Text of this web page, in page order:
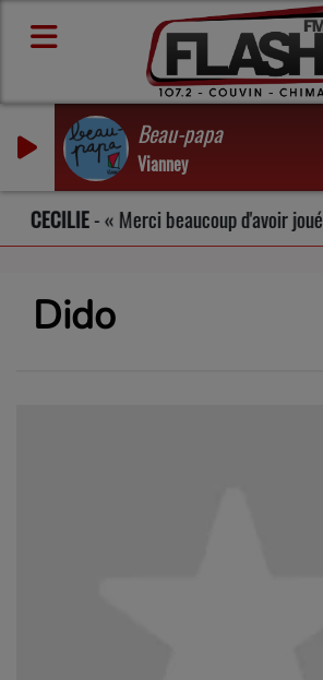
Beau-papa
Vianney
beaucoup d'avoir joué à 'Vale la Pena'
Dido